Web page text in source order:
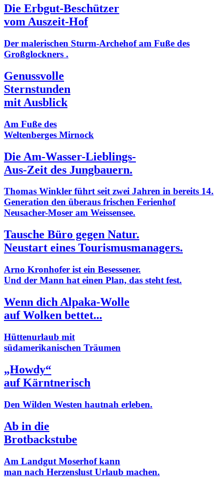
Die Erbgut-Beschützer
vom Auszeit-Hof
Der malerischen Sturm-Archehof am Fuße des
Großglockners .
Genussvolle
Sternstunden
mit Ausblick
Am Fuße des
Weltenberges Mirnock
Die Am-Wasser-Lieblings-
Aus-Zeit des Jungbauern.
Thomas Winkler führt seit zwei Jahren in bereits 14.
Generation den überaus frischen Ferienhof
Neusacher-Moser am Weissensee.
Tausche Büro gegen Natur.
Neustart eines Tourismusmanagers.
Arno Kronhofer ist ein Besessener.
Und der Mann hat einen Plan, das steht fest.
Wenn dich Alpaka-Wolle
auf Wolken bettet...
Hüttenurlaub mit
südamerikanischen Träumen
„Howdy“
auf Kärntnerisch
Den Wilden Westen hautnah erleben.
Ab in die
Brotbackstube
Am Landgut Moserhof kann
man nach Herzenslust Urlaub machen.